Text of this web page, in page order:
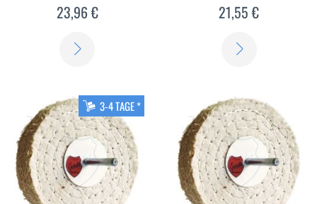
23,96 € 21,55 €
3-4 TAGE *